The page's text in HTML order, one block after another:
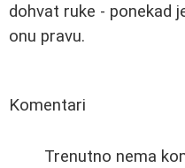
dohvat ruke - ponekad
onu pravu.
Komentari
Trenutno nema